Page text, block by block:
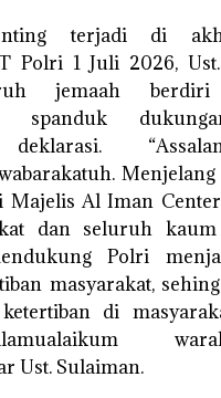
terjadi di
Polri 1 Juli 2026,
jemaah berdiri
spanduk
Majelis Al Iman
dan seluruh
Polri
masyarakat,
di
Ust. Sulaiman.